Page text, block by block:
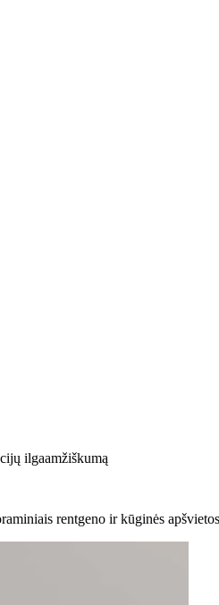
ilgaamžiškumą
rentgeno ir kūginės